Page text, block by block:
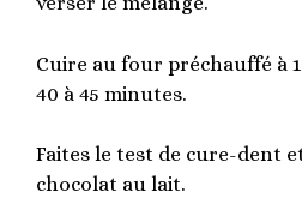
Cuire au four préchauffé à
40 à 45 minutes.
Faites le test de cure-dent
chocolat au lait.